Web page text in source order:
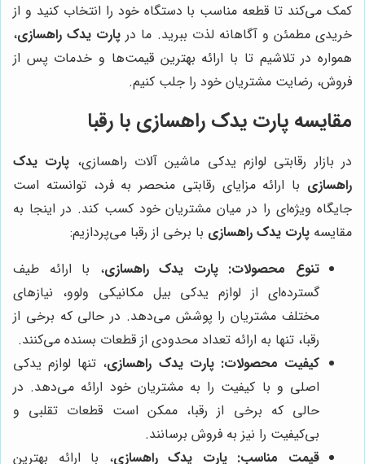
کمک می‌کند تا قطعه مناسب با دستگاه خود را انتخاب کنید و از
خریدی مطمئن و آگاهانه لذت ببرید. ما در پارت یدک راهسازی،
همواره در تلاشیم تا با ارائه بهترین قیمت‌ها و خدمات پس از
فروش، رضایت مشتریان خود را جلب کنیم.
مقایسه پارت یدک راهسازی با رقبا
در بازار رقابتی لوازم یدکی ماشین آلات راهسازی، پارت یدک
راهسازی با ارائه مزایای رقابتی منحصر به فرد، توانسته است
جایگاه ویژه‌ای را در میان مشتریان خود کسب کند. در اینجا به
مقایسه پارت یدک راهسازی با برخی از رقبا می‌پردازیم:
تنوع محصولات: پارت یدک راهسازی، با ارائه طیف
گسترده‌ای از لوازم یدکی بیل مکانیکی ولوو، نیازهای
مختلف مشتریان را پوشش می‌دهد. در حالی که برخی از
رقبا، تنها به ارائه تعداد محدودی از قطعات بسنده می‌کنند.
کیفیت محصولات: پارت یدک راهسازی، تنها لوازم یدکی
اصلی و با کیفیت را به مشتریان خود ارائه می‌دهد. در
حالی که برخی از رقبا، ممکن است قطعات تقلبی و
بی‌کیفیت را نیز به فروش برسانند.
قیمت مناسب: پارت یدک راهسازی، با ارائه بهترین